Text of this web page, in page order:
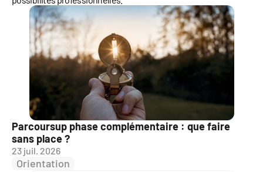
Parcoursup phase complémentaire : que faire
sans place ?
23 juil. 2026
Orientation